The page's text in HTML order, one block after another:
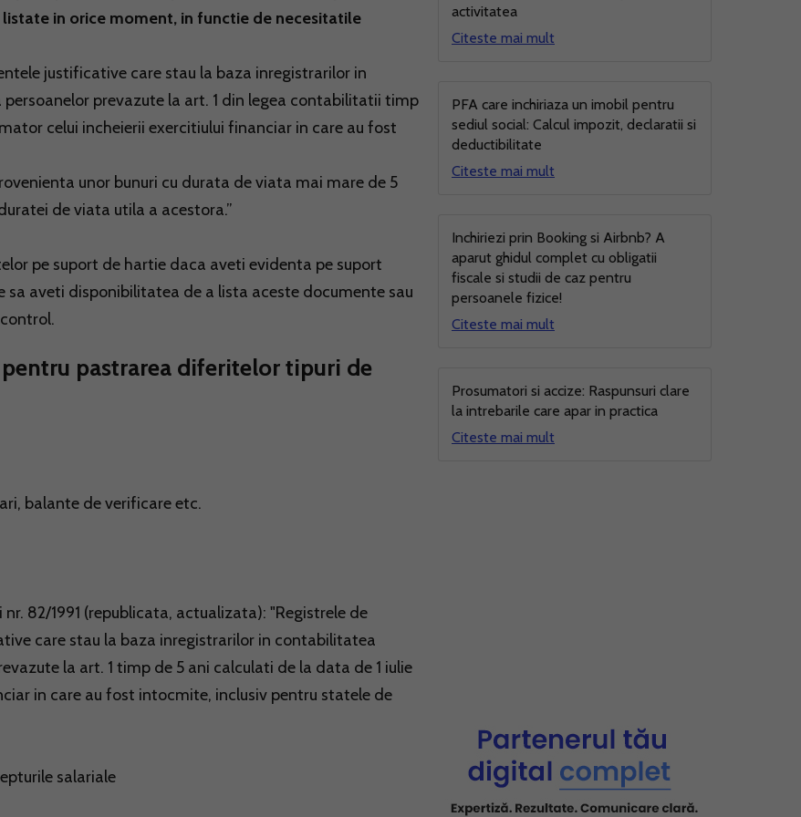
in orice moment, in functie de necesitatile
justificative care stau la baza inregistrarilor in
prevazute la art. 1 din legea contabilitatii timp
celui incheierii exercitiului financiar in care au fost
unor bunuri cu durata de viata mai mare de 5
de viata utila a acestora.”
pe suport de hartie daca aveti evidenta pe suport
aveti disponibilitatea de a lista aceste documente sau
pastrarea diferitelor tipuri de
balante de verificare etc.
82/1991 (republicata, actualizata): "Registrele de
care stau la baza inregistrarilor in contabilitatea
la art. 1 timp de 5 ani calculati de la data de 1 iulie
in care au fost intocmite, inclusiv pentru statele de
salariale
activitatea
Citeste mai mult
PFA care inchiriaza un imobil pentru
sediul social: Calcul impozit, declaratii si
deductibilitate
Citeste mai mult
Inchiriezi prin Booking si Airbnb? A
aparut ghidul complet cu obligatii
fiscale si studii de caz pentru
persoanele fizice!
Citeste mai mult
Prosumatori si accize: Raspunsuri clare
la intrebarile care apar in practica
Citeste mai mult